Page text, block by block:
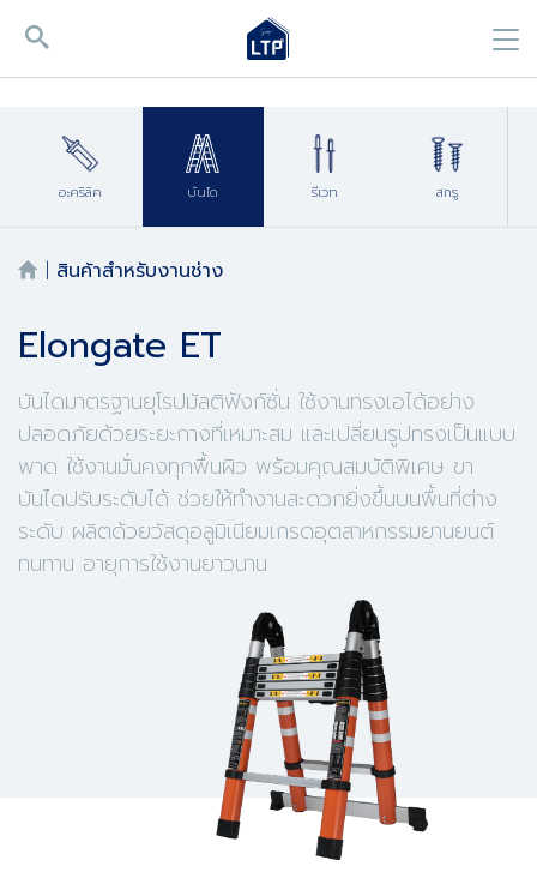
อะคริลิค บันได รีเวท สกรู
| สินค้าสำหรับงานช่าง
Elongate ET
บันไดมาตรฐานยุโรปมัลติฟังก์ชั่น ใช้งานทรงเอได้อย่าง
ปลอดภัยด้วยระยะกางที่เหมาะสม และเปลี่ยนรูปทรงเป็นแบบ
พาด ใช้งานมั่นคงทุกพื้นผิว พร้อมคุณสมบัติพิเศษ ขา
บันไดปรับระดับได้ ช่วยให้ทำงานสะดวกยิ่งขึ้นบนพื้นที่ต่าง
ระดับ ผลิตด้วยวัสดุอลูมิเนียมเกรดอุตสาหกรรมยานยนต์
ทนทาน อายุการใช้งานยาวนาน